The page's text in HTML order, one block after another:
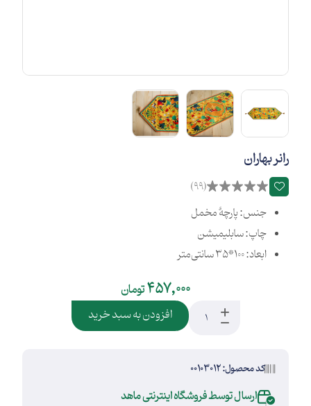
رانر بهاران
(99)
جنس: پارچۀ مخمل
چاپ: سابلیمیشن
ابعاد: 100*35 سانتی‌متر
457,000تومان
افزودن به سبد خرید
کد محصول: 00103012
ارسال توسط فروشگاه اینترنتی ماهد